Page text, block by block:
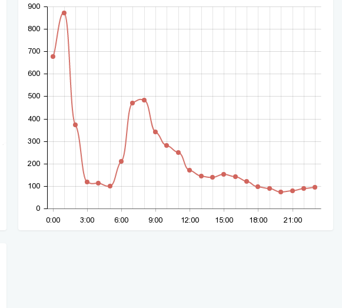
0:00 3:00 6:00 9:00 12:00 15:00 18:00 21:00
0
100
200
300
400
500
600
700
800
900